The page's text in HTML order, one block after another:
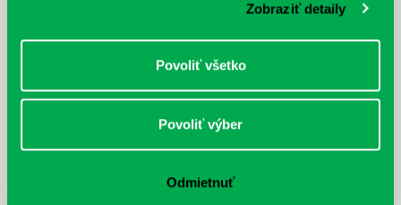
Zobraziť detaily
Povoliť všetko
Povoliť výber
Odmietnuť